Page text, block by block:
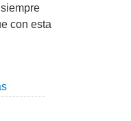
con esta